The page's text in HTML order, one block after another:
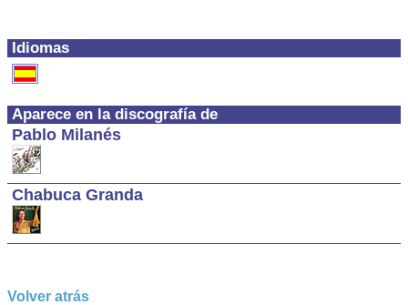
Idiomas
Aparece en la discografía de
Pablo Milanés
Chabuca Granda
Volver atrás